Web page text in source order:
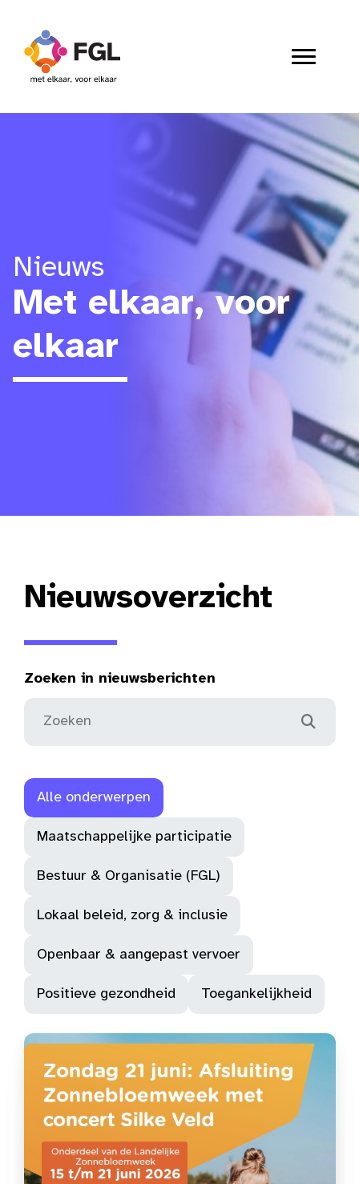
Nieuws
Met elkaar, voor
elkaar
Nieuwsoverzicht
Zoeken in nieuwsberichten
Alle onderwerpen
Maatschappelijke participatie
Bestuur & Organisatie (FGL)
Lokaal beleid, zorg & inclusie
Openbaar & aangepast vervoer
Positieve gezondheid Toegankelijkheid